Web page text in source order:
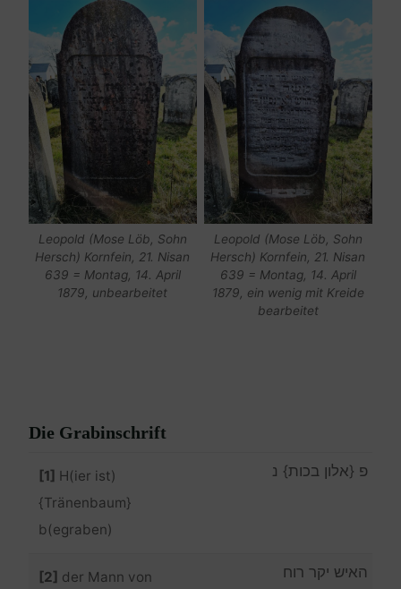
Leopold (Mose Löb, Sohn
Hersch) Kornfein, 21. Nisan
639 = Montag, 14. April
1879, unbearbeitet
Leopold (Mose Löb, Sohn
Hersch) Kornfein, 21. Nisan
639 = Montag, 14. April
1879, ein wenig mit Kreide
bearbeitet
Die Grabinschrift
[1] H(ier ist)
{Tränenbaum}
b(egraben)
פ {אלון בכות} נ
[2] der Mann von
האיש יקר רוח